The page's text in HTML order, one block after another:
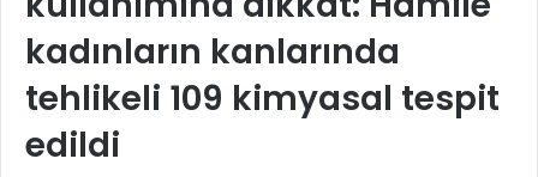
kadınların kanlarında
tehlikeli 109 kimyasal tespit
edildi